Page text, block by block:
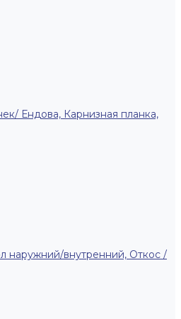
Ендова, Карнизная планка,
наружний/внутренний, Откос /